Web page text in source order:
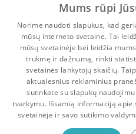
Valdas Sasnauskas
1 1
Pradinis Krepšelis
Bookswap
Mums rūpi
Norime naudoti slapukus, kad
mūsų interneto svetaine. Tai
mūsų svetainėje bei leidžia
trukmę ir dažnumą, rinkti
svetainės lankytojų skaičių.
aktualesnius reklaminius
sutinkate su slapukų
tvarkymu. Išsamią informaciją
svetainėje ir savo sutikimo